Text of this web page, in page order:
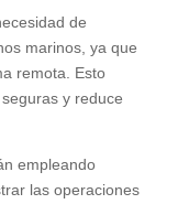
de
marinos, ya que
remota. Esto
y reduce
empleando
las operaciones